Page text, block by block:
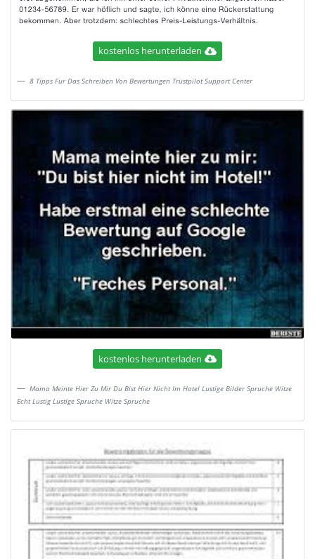
kostenlos herunterladen
8 Tipps Fur Das Schreiben Von Bewertungen Trustpilot Support Center
kostenlos herunterladen
Mama Meinte Hier Zu Mir Du Bist Hier Nicht Im Hotel Lustige Bilder Spruche Witze
Echt Lustig Lustige Spruche Witze Spruche